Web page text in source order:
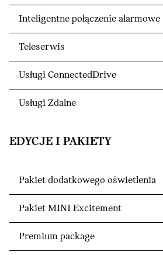
Inteligentne połączenie alarmowe
Teleserwis
Usługi ConnectedDrive
Usługi Zdalne
EDYCJE I PAKIETY
Pakiet dodatkowego oświetlenia
Pakiet MINI Excitement
Premium package